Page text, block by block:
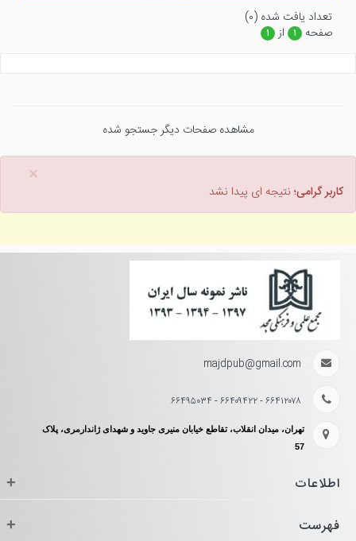
تعداد يافت شده (۰)
صفحه
۱ از ۱
مشاهده صفحات دیگر جستجو شده
×
کاربر گرامی؛ نتیجه ای پیدا نشد
majdpub@gmail.com
۶۶۴۱۲۰۷۸ - ۶۶۴۰۹۴۲۲ - ۶۶۴۹۵۰۳۴
تهران، میدان انقلاب، تقاطع خیابان منیری جاوید و شهدای ژاندارمری، پلاک
57
اطلاعات +
فهرست +